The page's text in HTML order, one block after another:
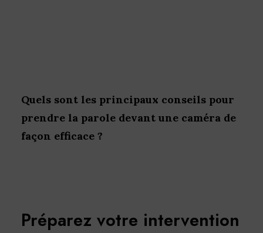
Quels sont les principaux conseils pour
prendre la parole devant une caméra de
façon efficace ?
Préparez votre intervention